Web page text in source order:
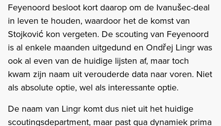
Feyenoord besloot kort daarop om de Ivanušec-deal
in leven te houden, waardoor het de komst van
Stojković kon vergeten. De scouting van Feyenoord
is al enkele maanden uitgedund en Ondřej Lingr was
ook al even van de huidige lijsten af, maar toch
kwam zijn naam uit verouderde data naar voren. Niet
als absolute optie, wel als interessante optie.
De naam van Lingr komt dus niet uit het huidige
scoutingsdepartment, maar past qua dynamiek prima